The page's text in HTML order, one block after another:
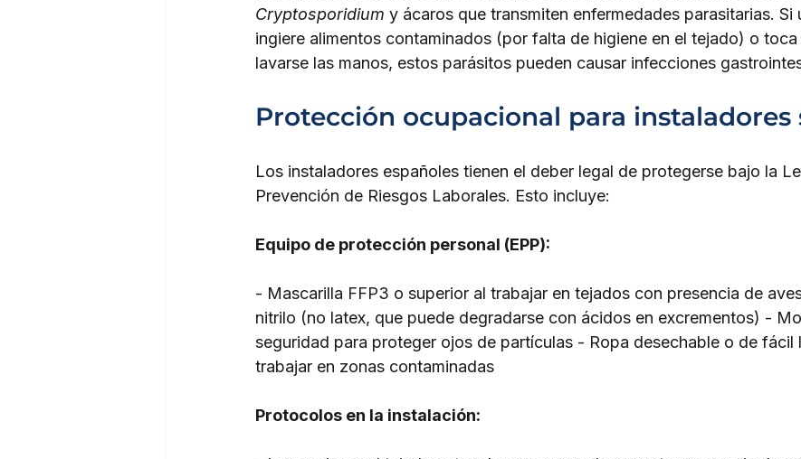
Cryptosporidium y ácaros que transmiten enfermedades parasitarias. Si
ingiere alimentos contaminados (por falta de higiene en el tejado) o toca
lavarse las manos, estos parásitos pueden causar infecciones
Protección ocupacional para instaladores
Los instaladores españoles tienen el deber legal de protegerse bajo la
Prevención de Riesgos Laborales. Esto incluye:
Equipo de protección personal (EPP):
- Mascarilla FFP3 o superior al trabajar en tejados con presencia de
nitrilo (no latex, que puede degradarse con ácidos en excrementos) -
seguridad para proteger ojos de partículas - Ropa desechable o de fácil
trabajar en zonas contaminadas
Protocolos en la instalación: